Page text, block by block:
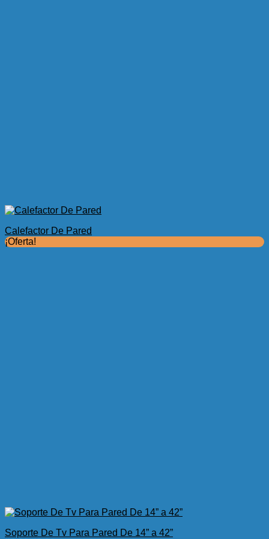
Calefactor De Pared
¡Oferta!
Soporte De Tv Para Pared De 14” a 42”